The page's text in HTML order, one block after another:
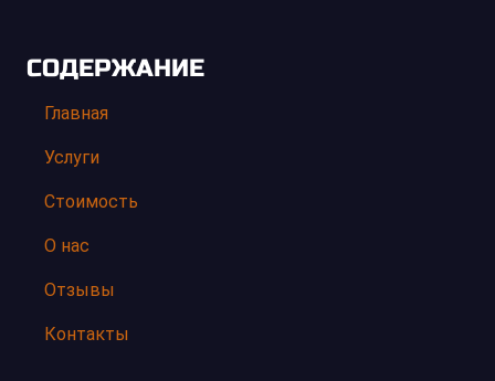
СОДЕРЖАНИЕ
Главная
Услуги
Стоимость
О нас
Отзывы
Контакты